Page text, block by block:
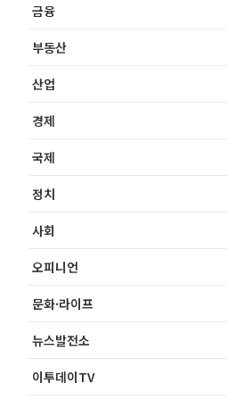
금융
부동산
산업
경제
국제
정치
사회
오피니언
문화·라이프
뉴스발전소
이투데이TV